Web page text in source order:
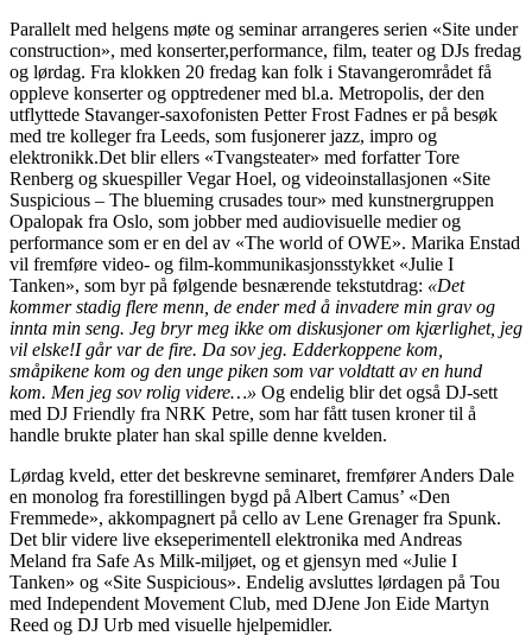
Parallelt med helgens møte og seminar arrangeres serien «Site under
construction», med konserter,performance, film, teater og DJs fredag
og lørdag. Fra klokken 20 fredag kan folk i Stavangerområdet få
oppleve konserter og opptredener med bl.a. Metropolis, der den
utflyttede Stavanger-saxofonisten Petter Frost Fadnes er på besøk
med tre kolleger fra Leeds, som fusjonerer jazz, impro og
elektronikk.Det blir ellers «Tvangsteater» med forfatter Tore
Renberg og skuespiller Vegar Hoel, og videoinstallasjonen «Site
Suspicious – The blueming crusades tour» med kunstnergruppen
Opalopak fra Oslo, som jobber med audiovisuelle medier og
performance som er en del av «The world of OWE». Marika Enstad
vil fremføre video- og film-kommunikasjonsstykket «Julie I
Tanken», som byr på følgende besnærende tekstutdrag: «Det
kommer stadig flere menn, de ender med å invadere min grav og
innta min seng. Jeg bryr meg ikke om diskusjoner om kjærlighet, jeg
vil elske!I går var de fire. Da sov jeg. Edderkoppene kom,
småpikene kom og den unge piken som var voldtatt av en hund
kom. Men jeg sov rolig videre…» Og endelig blir det også DJ-sett
med DJ Friendly fra NRK Petre, som har fått tusen kroner til å
handle brukte plater han skal spille denne kvelden.
Lørdag kveld, etter det beskrevne seminaret, fremfører Anders Dale
en monolog fra forestillingen bygd på Albert Camus’ «Den
Fremmede», akkompagnert på cello av Lene Grenager fra Spunk.
Det blir videre live ekseperimentell elektronika med Andreas
Meland fra Safe As Milk-miljøet, og et gjensyn med «Julie I
Tanken» og «Site Suspicious». Endelig avsluttes lørdagen på Tou
med Independent Movement Club, med DJene Jon Eide Martyn
Reed og DJ Urb med visuelle hjelpemidler.